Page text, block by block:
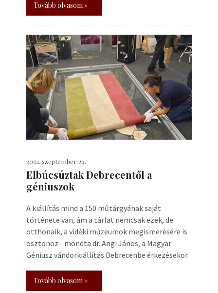
Tovább olvasom »
2022. szeptember 29.
Elbúcsúztak Debrecentől a
géniuszok
A kiállítás mind a 150 műtárgyának saját
története van, ám a tárlat nemcsak ezek, de
otthonaik, a vidéki múzeumok megismerésére is
ösztönöz - mondta dr. Angi János, a Magyar
Géniusz vándorkiállítás Debrecenbe érkezésekor.
Tovább olvasom »